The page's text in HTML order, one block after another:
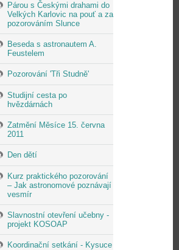
Párou s Českými drahami do
Velkých Karlovic na pouť a za
pozorováním Slunce
Beseda s astronautem A.
Feustelem
Pozorování 'Tři Studně'
Studijní cesta po
hvězdárnách
Zatmění Měsíce 15. června
2011
Den dětí
Kurz praktického pozorování
– Jak astronomové poznávají
vesmír
Slavnostní otevření učebny -
projekt KOSOAP
Koordinační setkání - Kysuce